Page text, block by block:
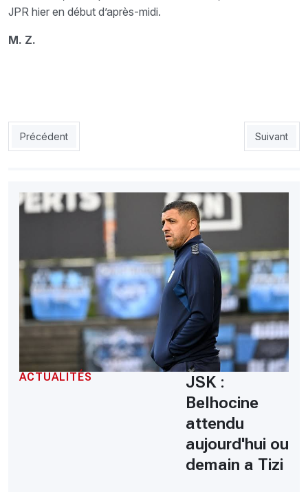
JPR hier en début d’après-midi.
M. Z.
Article précédent : Menad joue sur le moral des Usmistes : «Jai
Précédent Article
Suivant
ACTUALITÉS
JSK :
Belhocine
attendu
aujourd'hui ou
demain a Tizi